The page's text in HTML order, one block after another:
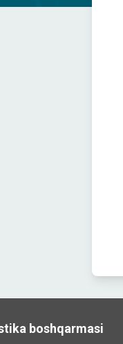
boshqarmasi